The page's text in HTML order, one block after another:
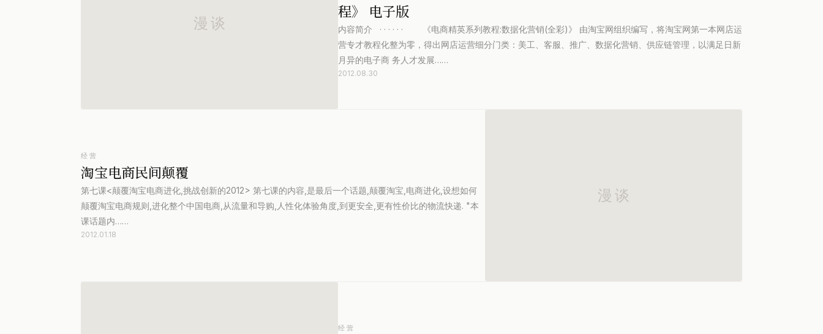
程》 电子版
内容简介 · · · · · · 《电商精英系列教程:数据化营销(全彩)》 由淘宝网组织编写，将淘宝网第一本网店运
营专才教程化整为零，得出网店运营细分门类：美工、客服、推广、数据化营销、供应链管理，以满足日新
月异的电子商 务人才发展……
2012.08.30
经营
淘宝电商民间颠覆
第七课<颠覆淘宝电商进化,挑战创新的2012> 第七课的内容,是最后一个话题,颠覆淘宝,电商进化,设想如何
颠覆淘宝电商规则,进化整个中国电商,从流量和导购,人性化体验角度,到更安全,更有性价比的物流快递. "本
课话题内……
2012.01.18
经营